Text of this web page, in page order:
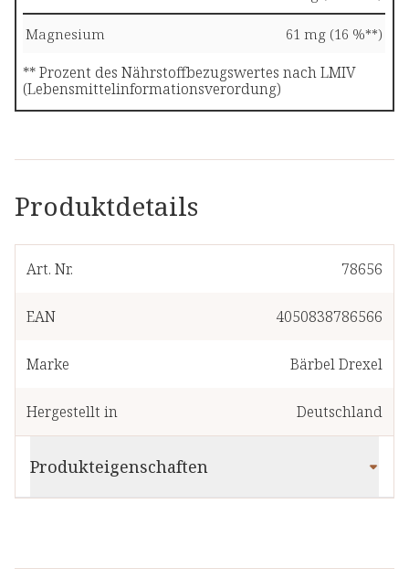
Produktdetails
Art. Nr. 78656
EAN 4050838786566
Marke Bärbel Drexel
Hergestellt in Deutschland
Produkteigenschaften
Magnesium 61 mg (16 %**)
** Prozent des Nährstoffbezugswertes nach LMIV
(Lebensmittelinformationsverordung)